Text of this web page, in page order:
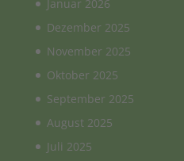
Januar 2026
Dezember 2025
November 2025
Oktober 2025
September 2025
August 2025
Juli 2025